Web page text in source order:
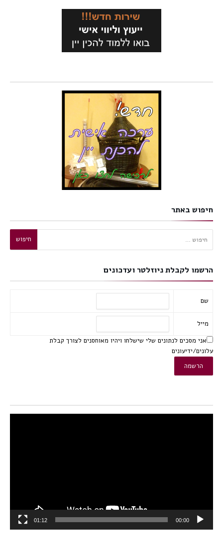
חיפוש באתר
חיפוש:
הרשמו לקבלת ניוזלטר ועדכונים
שם
מייל
אני מסכים לנתונים שלי שישלחו ויהיו מאוחסנים לצורך קבלת
עלונים/ידיעונים
00:00
01:12